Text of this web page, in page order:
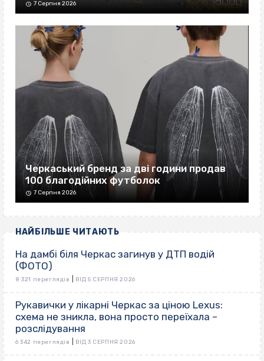
7 Серпня 2026
Черкаський бренд за дві години продав
100 благодійних футболок
7 Серпня 2026
НАЙБІЛЬШЕ ЧИТАЮТЬ
На дамбі біля Черкас загинув у ДТП водій
(ФОТО)
8 321 переглядів ВІД 5 СЕРПНЯ 2026
Рукавички у лікарні Черкас за ціною Lexus:
схема не зникла, вона просто переїхала –
розслідування
6 342 переглядів ВІД 3 СЕРПНЯ 2026